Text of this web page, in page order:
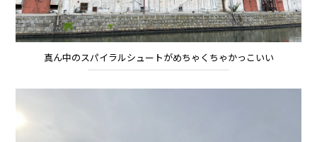
真ん中のスパイラルシュートがめちゃくちゃかっこいい